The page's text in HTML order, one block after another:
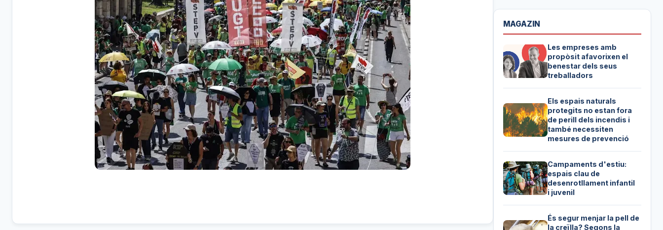
MAGAZIN
Les empreses amb
propòsit afavorixen el
benestar dels seus
treballadors
Els espais naturals
protegits no estan fora
de perill dels incendis i
també necessiten
mesures de prevenció
Campaments d'estiu:
espais clau de
desenrotllament infantil
i juvenil
És segur menjar la pell de
la creïlla? Segons la